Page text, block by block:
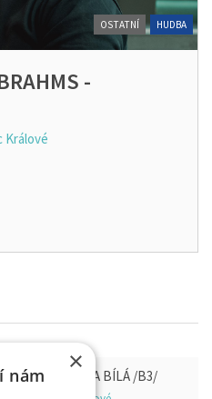
-
Králové
OSTATNÍ HUDBA
ŘADA BÍLÁ /B3/
×
nám